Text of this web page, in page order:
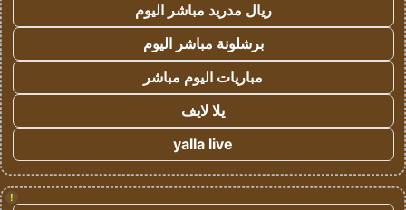
ريال مدريد مباشر اليوم
برشلونة مباشر اليوم
مباريات اليوم مباشر
يلا لايف
yalla live
!